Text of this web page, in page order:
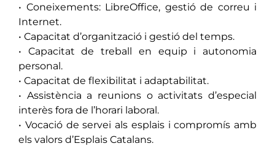
• Coneixements: LibreOffice, gestió de correu i
Internet.
• Capacitat d’organització i gestió del temps.
• Capacitat de treball en equip i autonomia
personal.
• Capacitat de flexibilitat i adaptabilitat.
• Assistència a reunions o activitats d’especial
interès fora de l’horari laboral.
• Vocació de servei als esplais i compromís amb
els valors d’Esplais Catalans.